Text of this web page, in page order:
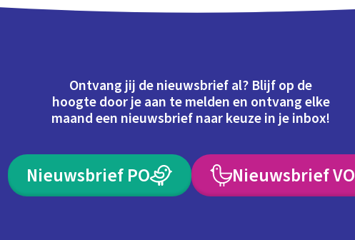
Ontvang jij de nieuwsbrief al? Blijf op de
hoogte door je aan te melden en ontvang elke
maand een nieuwsbrief naar keuze in je inbox!
Nieuwsbrief PO Nieuwsbrief VO